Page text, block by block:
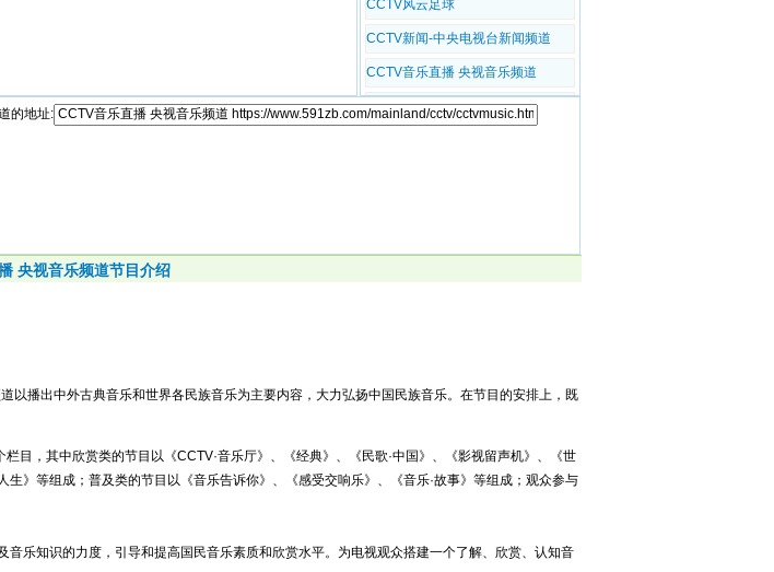
CCTV风云足球
CCTV新闻-中央电视台新闻频道
CCTV音乐直播 央视音乐频道
CCTVE-中央电视台西班牙语频道
的地址:
央视音乐频道节目介绍
播出中外古典音乐和世界各民族音乐为主要内容，大力弘扬中国民族音乐。在节目的安排上，既
目，其中欣赏类的节目以《CCTV·音乐厅》、《经典》、《民歌·中国》、《影视留声机》、《世
》等组成；普及类的节目以《音乐告诉你》、《感受交响乐》、《音乐·故事》等组成；观众参与
乐知识的力度，引导和提高国民音乐素质和欣赏水平。为电视观众搭建一个了解、欣赏、认知音